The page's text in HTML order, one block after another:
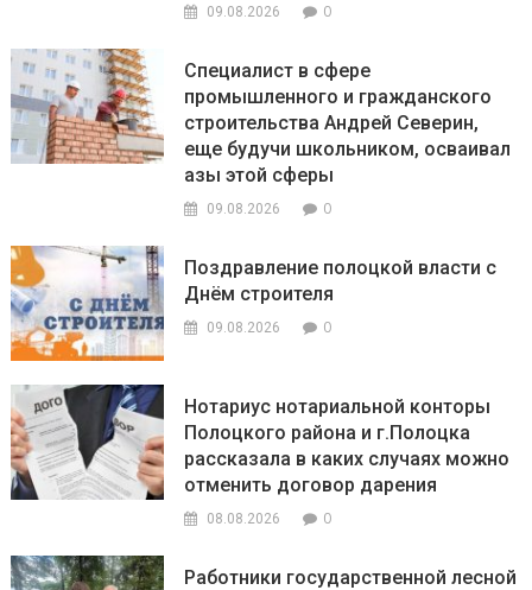
09.08.2026 0
Специалист в сфере
промышленного и гражданского
строительства Андрей Северин,
еще будучи школьником, осваивал
азы этой сферы
09.08.2026 0
Поздравление полоцкой власти с
Днём строителя
09.08.2026 0
Нотариус нотариальной конторы
Полоцкого района и г.Полоцка
рассказала в каких случаях можно
отменить договор дарения
08.08.2026 0
Работники государственной лесной